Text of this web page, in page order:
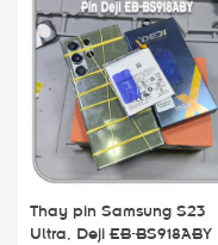
Thay pin Samsung S23
Ultra, Deji EB-BS918ABY